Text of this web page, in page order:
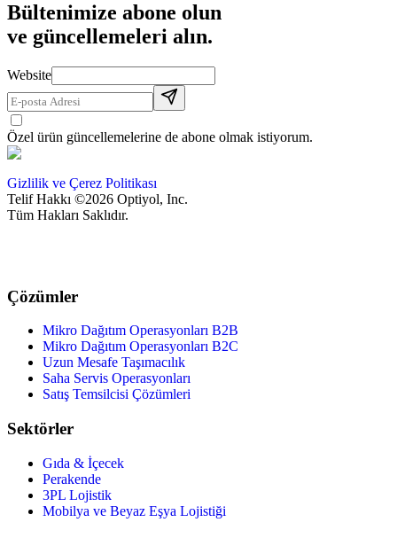
Bültenimize abone olun
ve güncellemeleri alın.
Website
Özel ürün güncellemelerine de abone olmak istiyorum.
Gizlilik ve Çerez Politikası
Telif Hakkı ©2026 Optiyol, Inc.
Tüm Hakları Saklıdır.
Çözümler
Mikro Dağıtım Operasyonları B2B
Mikro Dağıtım Operasyonları B2C
Uzun Mesafe Taşımacılık
Saha Servis Operasyonları
Satış Temsilcisi Çözümleri
Sektörler
Gıda & İçecek
Perakende
3PL Lojistik
Mobilya ve Beyaz Eşya Lojistiği